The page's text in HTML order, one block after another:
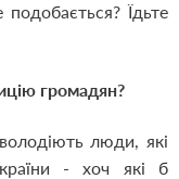
Їдьте
громадян?
люди, які
- хоч які б